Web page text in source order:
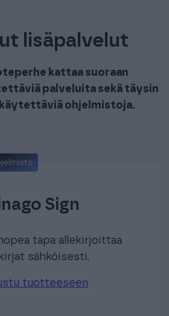
lisäpalvelut
kattaa suoraan
palveluita sekä täysin
ohjelmistoja.
Sign
tapa allekirjoittaa
sähköisesti.
tuotteeseen